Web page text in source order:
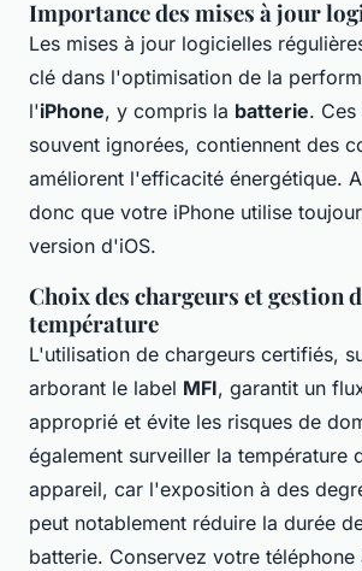
Importance des mises à jour
Les mises à jour logicielles
clé dans l'optimisation de la
l'iPhone, y compris la batterie. Ces
souvent ignorées, contiennent des
améliorent l'efficacité énergétique.
donc que votre iPhone utilise
version d'iOS.
Choix des chargeurs et gestion
température
L'utilisation de chargeurs certifiés,
arborant le label MFI, garantit un
approprié et évite les risques de
également surveiller la température
appareil, car l'exposition à des
peut notablement réduire la durée
batterie. Conservez votre